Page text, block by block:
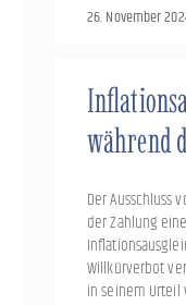
26. November
während
Der Ausschluss
der Zahlung
Willkürverbot
in seinem Urteil